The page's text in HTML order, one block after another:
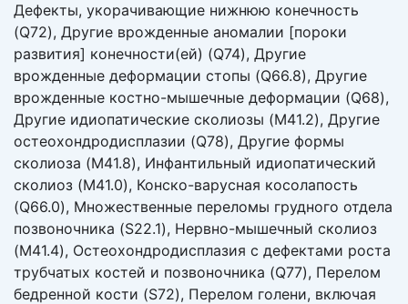
Дефекты, укорачивающие нижнюю конечность
(Q72), Другие врожденные аномалии [пороки
развития] конечности(ей) (Q74), Другие
врожденные деформации стопы (Q66.8), Другие
врожденные костно-мышечные деформации (Q68),
Другие идиопатические сколиозы (M41.2), Другие
остеохондродисплазии (Q78), Другие формы
сколиоза (M41.8), Инфантильный идиопатический
сколиоз (M41.0), Конско-варусная косолапость
(Q66.0), Множественные переломы грудного отдела
позвоночника (S22.1), Нервно-мышечный сколиоз
(M41.4), Остеохондродисплазия с дефектами роста
трубчатых костей и позвоночника (Q77), Перелом
бедренной кости (S72), Перелом голени, включая